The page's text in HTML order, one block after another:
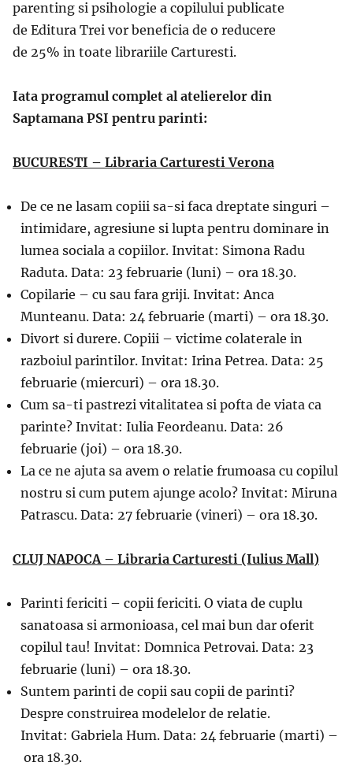
parenting si psihologie a copilului publicate
de Editura Trei vor beneficia de o reducere
de 25% in toate librariile Carturesti.
Iata programul complet al atelierelor din
Saptamana PSI pentru parinti:
BUCURESTI – Libraria Carturesti Verona
De ce ne lasam copiii sa-si faca dreptate singuri –
intimidare, agresiune si lupta pentru dominare in
lumea sociala a copiilor. Invitat: Simona Radu
Raduta. Data: 23 februarie (luni) – ora 18.30.
Copilarie – cu sau fara griji. Invitat: Anca
Munteanu. Data: 24 februarie (marti) – ora 18.30.
Divort si durere. Copiii – victime colaterale in
razboiul parintilor. Invitat: Irina Petrea. Data: 25
februarie (miercuri) – ora 18.30.
Cum sa-ti pastrezi vitalitatea si pofta de viata ca
parinte? Invitat: Iulia Feordeanu. Data: 26
februarie (joi) – ora 18.30.
La ce ne ajuta sa avem o relatie frumoasa cu copilul
nostru si cum putem ajunge acolo? Invitat: Miruna
Patrascu. Data: 27 februarie (vineri) – ora 18.30.
CLUJ NAPOCA – Libraria Carturesti (Iulius Mall)
Parinti fericiti – copii fericiti. O viata de cuplu
sanatoasa si armonioasa, cel mai bun dar oferit
copilul tau! Invitat: Domnica Petrovai. Data: 23
februarie (luni) – ora 18.30.
Suntem parinti de copii sau copii de parinti?
Despre construirea modelelor de relatie.
Invitat: Gabriela Hum. Data: 24 februarie (marti) –
ora 18.30.